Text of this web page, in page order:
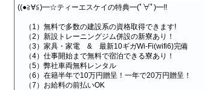
((●≧∀≦)━☆ティーエスケイの特典━(ﾟ∀ﾟ)━!!
（1）無料で多数の建設系の資格取得できます!
（2）新設トレーニングジム併設の新寮あり！
（3）家具・家電 & 最新10ギガWi-Fi(wifi6)完備
（4）仕事開始まで無料で宿泊できる寮あり！
（5）弊社車両無料レンタル
（6）在籍半年で10万円贈呈！一年で20万円贈呈！
（7）お給料の前払いOK